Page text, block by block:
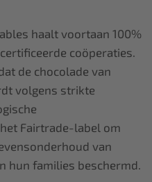
haalt voortaan 100%
coöperaties.
de chocolade van
volgens strikte
Fairtrade-label om
van
hun families beschermd.